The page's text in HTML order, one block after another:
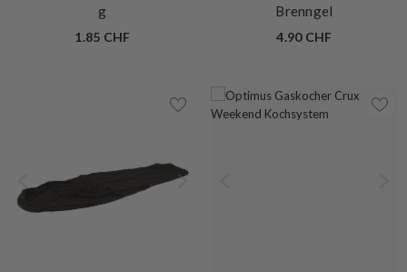
g
1.85 CHF
Brenngel
4.90 CHF